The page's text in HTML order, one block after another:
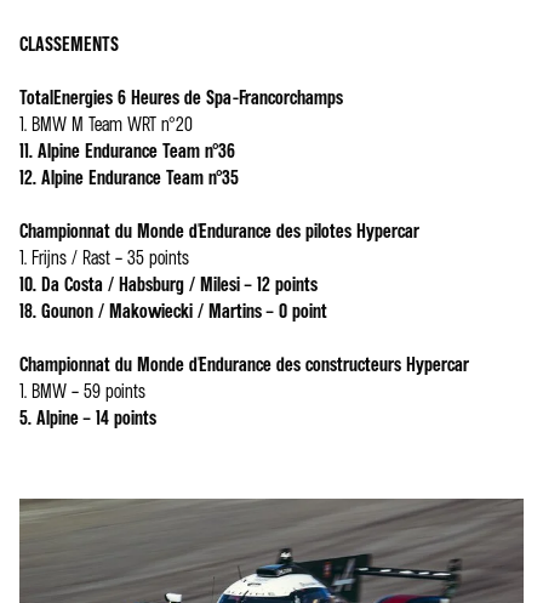
CLASSEMENTS
TotalEnergies 6 Heures de Spa-Francorchamps
1. BMW M Team WRT n°20
11. Alpine Endurance Team n°36
12. Alpine Endurance Team n°35
Championnat du Monde d'Endurance des pilotes Hypercar
1. Frijns / Rast – 35 points
10. Da Costa / Habsburg / Milesi – 12 points
18. Gounon / Makowiecki / Martins – 0 point
Championnat du Monde d'Endurance des constructeurs Hypercar
1. BMW – 59 points
5. Alpine – 14 points